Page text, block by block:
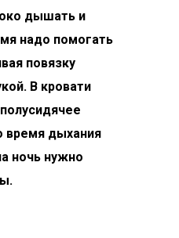
дышать и
надо помогать
повязку
В кровати
время дыхания
ночь нужно